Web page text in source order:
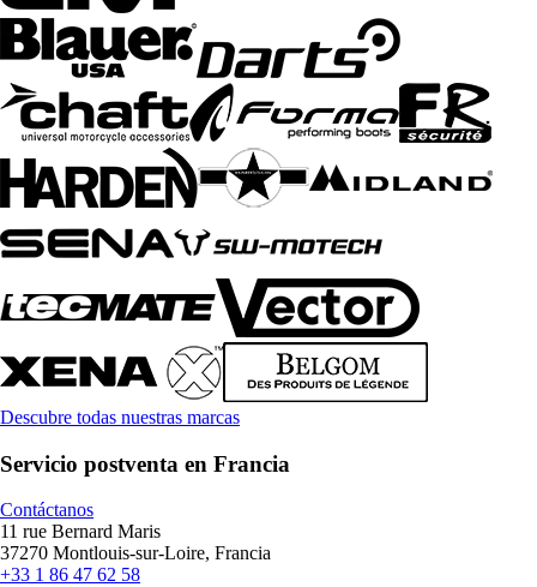
Descubre todas nuestras marcas
Servicio postventa en Francia
Contáctanos
11 rue Bernard Maris
37270 Montlouis-sur-Loire, Francia
+33 1 86 47 62 58